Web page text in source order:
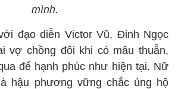
mình.
đạo diễn Victor Vũ, Đinh Ngọc
vợ chồng đôi khi có mâu thuẫn,
để hạnh phúc như hiện tại. Nữ
hậu phương vững chắc ủng hộ